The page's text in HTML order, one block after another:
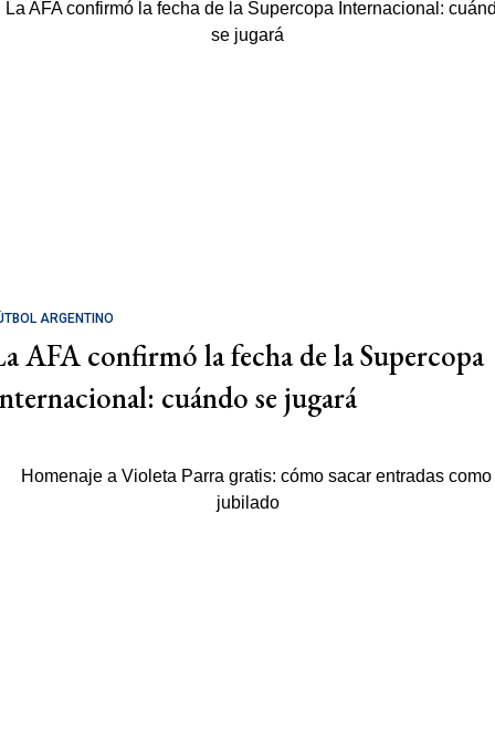
ARGENTINO
AFA confirmó la fecha de la Supercopa
cuándo se jugará